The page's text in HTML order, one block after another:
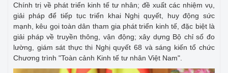
Chính trị về phát triển kinh tế tư nhân; đề xuất các nhiệm vụ,
giải pháp để tiếp tục triển khai Nghị quyết, huy động sức
mạnh, kêu gọi toàn dân tham gia phát triển kinh tế, đặc biệt là
giải pháp về truyền thông, vận động; xây dựng Bộ chỉ số đo
lường, giám sát thực thi Nghị quyết 68 và sáng kiến tổ chức
Chương trình "Toàn cảnh Kinh tế tư nhân Việt Nam".